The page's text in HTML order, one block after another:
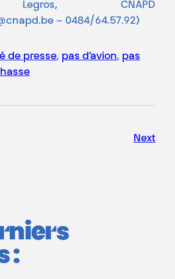
CNAPD
– 0484/64.57.92)
de presse, pas d’avion, pas
Next
: